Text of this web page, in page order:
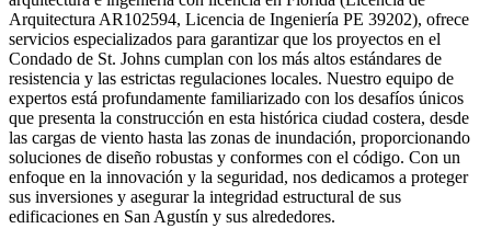
Arquitectura AR102594, Licencia de Ingeniería PE 39202), ofrece
servicios especializados para garantizar que los proyectos en el
Condado de St. Johns cumplan con los más altos estándares de
resistencia y las estrictas regulaciones locales. Nuestro equipo de
expertos está profundamente familiarizado con los desafíos únicos
que presenta la construcción en esta histórica ciudad costera, desde
las cargas de viento hasta las zonas de inundación, proporcionando
soluciones de diseño robustas y conformes con el código. Con un
enfoque en la innovación y la seguridad, nos dedicamos a proteger
sus inversiones y asegurar la integridad estructural de sus
edificaciones en San Agustín y sus alrededores.